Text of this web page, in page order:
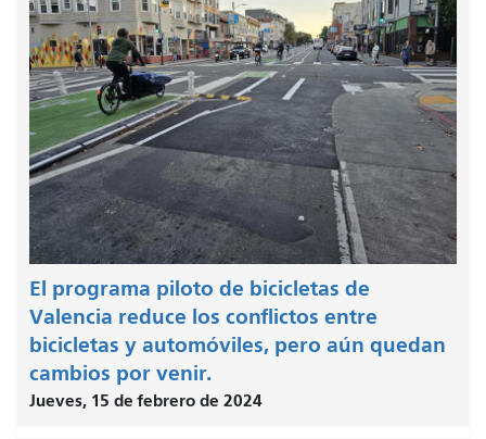
El programa piloto de bicicletas de
Valencia reduce los conflictos entre
bicicletas y automóviles, pero aún quedan
cambios por venir.
Jueves, 15 de febrero de 2024